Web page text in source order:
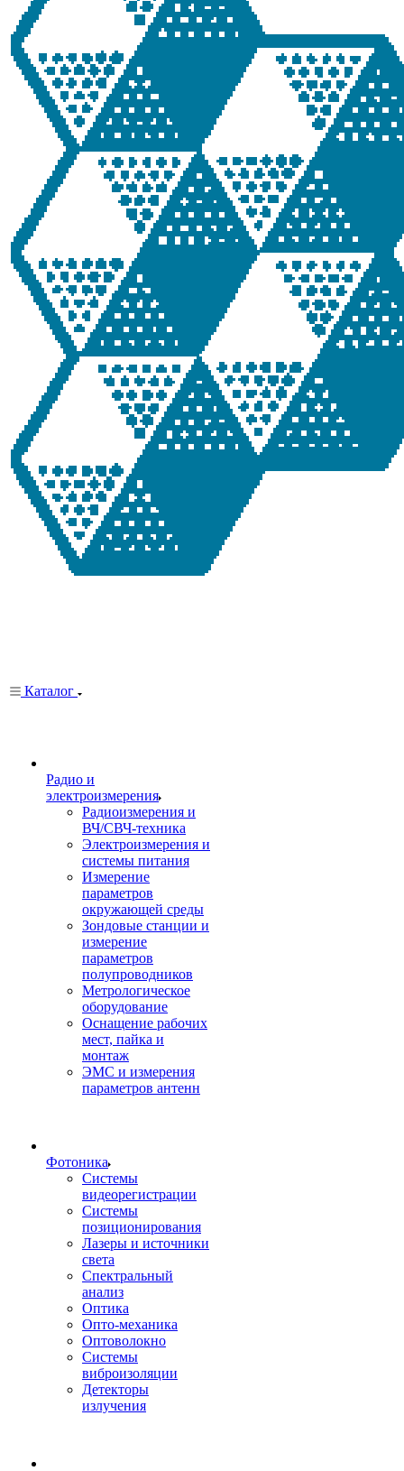
Каталог
Радио и
электроизмерения
Радиоизмерения и
ВЧ/СВЧ-техника
Электроизмерения и
системы питания
Измерение
параметров
окружающей среды
Зондовые станции и
измерение
параметров
полупроводников
Метрологическое
оборудование
Оснащение рабочих
мест, пайка и
монтаж
ЭМС и измерения
параметров антенн
Фотоника
Cистемы
видеорегистрации
Системы
позиционирования
Лазеры и источники
света
Спектральный
анализ
Оптика
Опто-механика
Оптоволокно
Системы
виброизоляции
Детекторы
излучения